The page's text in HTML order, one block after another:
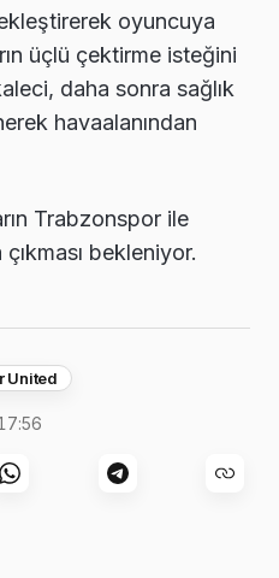
oyuncuya
üçlü çektirme isteğini
daha sonra sağlık
havaalanından
Trabzonspor ile
bekleniyor.
United